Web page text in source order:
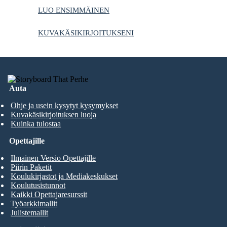
LUO ENSIMMÄINEN
KUVAKÄSIKIRJOITUKSENI
Auta
Ohje ja usein kysytyt kysymykset
Kuvakäsikirjoituksen luoja
Kuinka tulostaa
Opettajille
Ilmainen Versio Opettajille
Piirin Paketit
Koulukirjastot ja Mediakeskukset
Koulutusistunnot
Kaikki Opettajaresurssit
Työarkkimallit
Julistemallit